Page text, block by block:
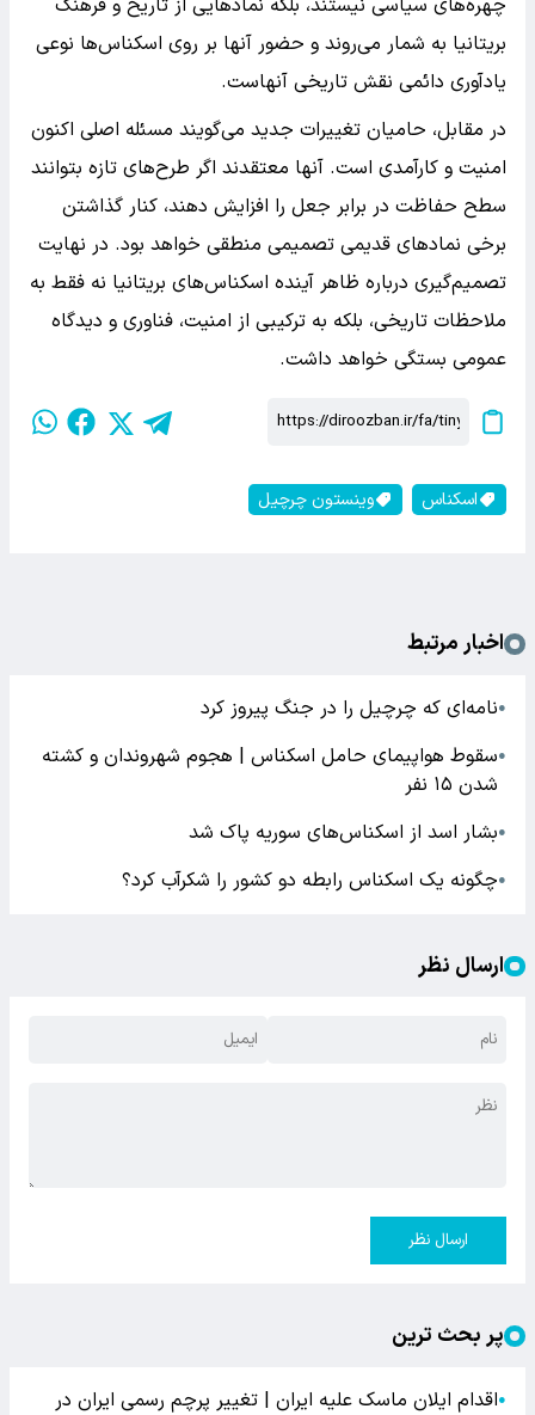
چهره‌های سیاسی نیستند، بلکه نمادهایی از تاریخ و فرهنگ
بریتانیا به شمار می‌روند و حضور آنها بر روی اسکناس‌ها نوعی
یادآوری دائمی نقش تاریخی آنهاست.
در مقابل، حامیان تغییرات جدید می‌گویند مسئله اصلی اکنون
امنیت و کارآمدی است. آنها معتقدند اگر طرح‌های تازه بتوانند
سطح حفاظت در برابر جعل را افزایش دهند، کنار گذاشتن
برخی نمادهای قدیمی تصمیمی منطقی خواهد بود. در نهایت
تصمیم‌گیری درباره ظاهر آینده اسکناس‌های بریتانیا نه فقط به
ملاحظات تاریخی، بلکه به ترکیبی از امنیت، فناوری و دیدگاه
عمومی بستگی خواهد داشت.
اسکناس وینستون چرچیل
اخبار مرتبط
●نامه‌‌ای که چرچیل را در جنگ پیروز کرد
●سقوط هواپیمای حامل اسکناس | هجوم شهروندان و کشته
شدن ۱۵ نفر
●بشار اسد از اسکناس‌های سوریه پاک شد
●چگونه یک اسکناس رابطه دو کشور را شکرآب کرد؟
ارسال نظر
ارسال نظر
پر بحث ترین
●اقدام ایلان ماسک علیه ایران | تغییر پرچم رسمی ایران در